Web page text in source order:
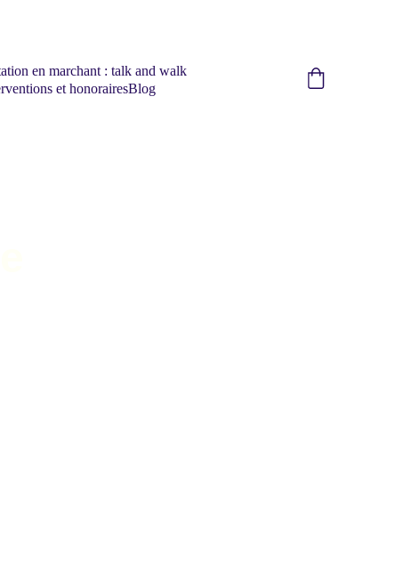
en marchant : talk and walk
et honorairesBlog